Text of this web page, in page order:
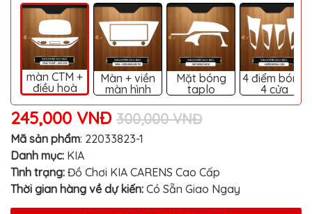
PORSCHE
LEXUS
MG
AUDI
MINI
COOPER
PEUGEOT
VINFAST
ĐỒ
màn CTM +
điều hoà
Màn + viền
màn hình
Mặt bóng
taplo
4 điểm bóng
4 cửa
245,000 VNĐ 300,000 VNĐ
Mã sản phẩm: 22033823-1
Danh mục: KIA
Tình trạng: Đồ Chơi KIA CARENS Cao Cấp
Thời gian hàng về dự kiến: Có Sẵn Giao Ngay